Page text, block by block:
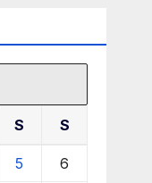
S S
5 6